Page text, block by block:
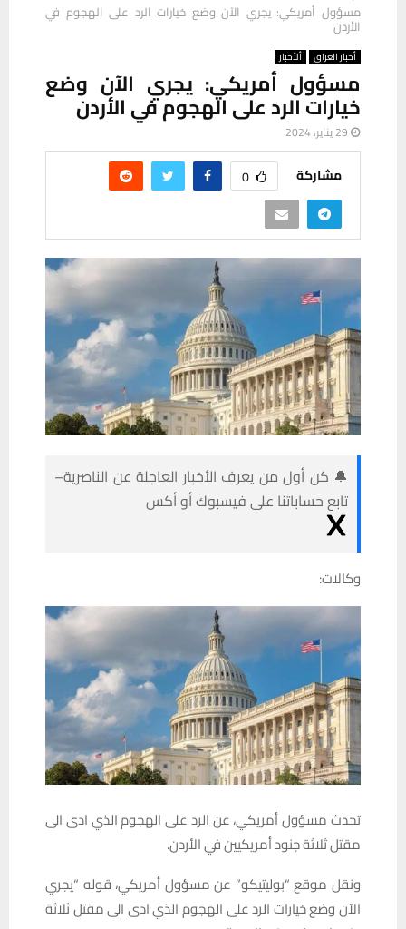
مسؤول أمريكي: يجري الآن وضع خيارات الرد على الهجوم في
الأردن
أخبار العراق ألأخبار
مسؤول أمريكي: يجري الآن وضع
خيارات الرد على الهجوم في الأردن
29 يناير، 2024
مشاركة 0
🔔 كن أول من يعرف الأخبار العاجلة عن الناصرية–
تابع حساباتنا على فيسبوك أو أكس
وكالات:
تحدث مسؤول أمريكي، عن الرد على الهجوم الذي ادى الى
مقتل ثلاثة جنود أمريكيين في الأردن.
ونقل موقع “بوليتيكو” عن مسؤول أمريكي، قوله “يجري
الآن وضع خيارات الرد على الهجوم الذي ادى الى مقتل ثلاثة